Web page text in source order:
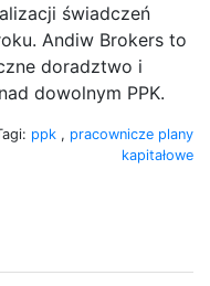
świadczeń
Andiw Brokers to
doradztwo i
dowolnym PPK.
ppk , pracownicze plany
kapitałowe